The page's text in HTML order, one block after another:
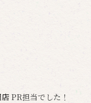
PR担当でした！